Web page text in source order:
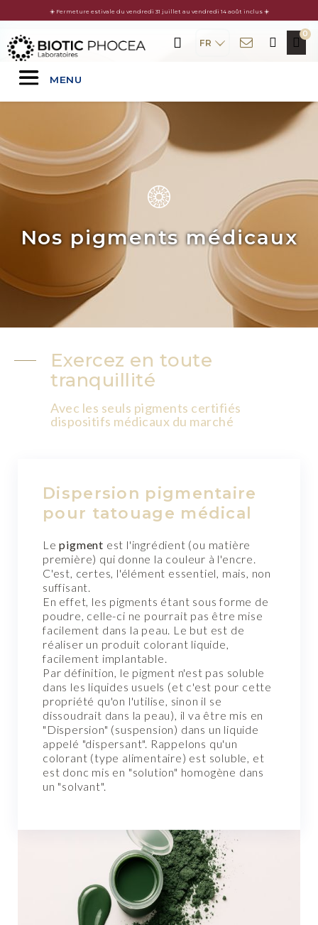
☀️ Fermeture estivale du vendredi 31 juillet au vendredi 14 août inclus ☀️
FR
MENU
Nos pigments médicaux
Exercez en toute
tranquillité
Avec les seuls pigments certifiés
dispositifs médicaux du marché
Dispersion pigmentaire
pour tatouage médical
Lepigment est l'ingrédient (ou matière
première) qui donne la couleur à l'encre.
C'est, certes, l'élément essentiel, mais, non
suffisant.
En effet, les pigments étant sous forme de
poudre, celle-ci ne pourrait pas être mise
facilement dans la peau. Le but est de
réaliser un produit colorant liquide,
facilement implantable.
Par définition, le pigment n'est pas soluble
dans les liquides usuels (et c'est pour cette
propriété qu'on l'utilise, sinon il se
dissoudrait dans la peau), il va être mis en
"Dispersion" (suspension) dans un liquide
appelé "dispersant". Rappelons qu'un
colorant (type alimentaire) est soluble, et
est donc mis en "solution" homogène dans
un "solvant".